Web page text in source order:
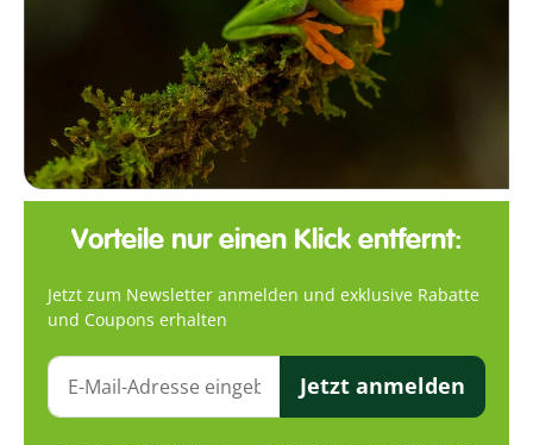
Vorteile nur einen Klick entfernt:
Jetzt zum Newsletter anmelden und exklusive Rabatte
und Coupons erhalten
Jetzt anmelden